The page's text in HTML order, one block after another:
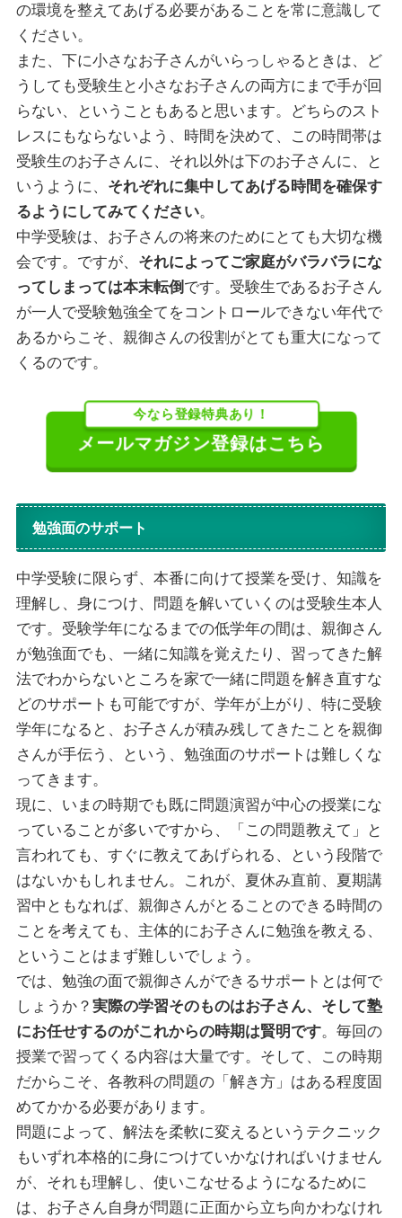
の環境を整えてあげる必要があることを常に意識して
ください。
また、下に小さなお子さんがいらっしゃるときは、ど
うしても受験生と小さなお子さんの両方にまで手が回
らない、ということもあると思います。どちらのスト
レスにもならないよう、時間を決めて、この時間帯は
受験生のお子さんに、それ以外は下のお子さんに、と
いうように、 それぞれに集中してあげる時間を確保す
るようにしてみてください。
中学受験は、お子さんの将来のためにとても大切な機
会です。ですが、 それによってご家庭がバラバラにな
ってしまっては本末転倒 です。受験生であるお子さん
が一人で受験勉強全てをコントロールできない年代で
あるからこそ、親御さんの役割がとても重大になって
くるのです。
今なら登録特典あり！
メールマガジン登録はこちら
勉強面のサポート
中学受験に限らず、本番に向けて授業を受け、知識を
理解し、身につけ、問題を解いていくのは受験生本人
です。受験学年になるまでの低学年の間は、親御さん
が勉強面でも、一緒に知識を覚えたり、習ってきた解
法でわからないところを家で一緒に問題を解き直すな
どのサポートも可能ですが、学年が上がり、特に受験
学年になると、お子さんが積み残してきたことを親御
さんが手伝う、という、勉強面のサポートは難しくな
ってきます。
現に、いまの時期でも既に問題演習が中心の授業にな
っていることが多いですから、「この問題教えて」と
言われても、すぐに教えてあげられる、という段階で
はないかもしれません。これが、夏休み直前、夏期講
習中ともなれば、親御さんがとることのできる時間の
ことを考えても、主体的にお子さんに勉強を教える、
ということはまず難しいでしょう。
では、勉強の面で親御さんができるサポートとは何で
しょうか？ 実際の学習そのものはお子さん、そして塾
にお任せするのがこれからの時期は賢明です。毎回の
授業で習ってくる内容は大量です。そして、この時期
だからこそ、各教科の問題の「解き方」はある程度固
めてかかる必要があります。
問題によって、解法を柔軟に変えるというテクニック
もいずれ本格的に身につけていかなければいけません
が、それも理解し、使いこなせるようになるために
は、お子さん自身が問題に正面から立ち向かわなけれ